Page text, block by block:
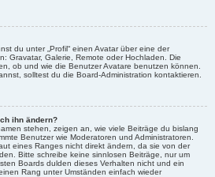
du unter „Profil“ einen Avatar über eine der
Gravatar, Galerie, Remote oder Hochladen. Die
ob und wie die Benutzer Avatare benutzen können.
solltest du die Board-Administration kontaktieren.
ihn ändern?
stehen, zeigen an, wie viele Beiträge du bislang
Benutzer wie Moderatoren und Administratoren.
eines Ranges nicht direkt ändern, da sie von der
Bitte schreibe keine sinnlosen Beiträge, nur um
Boards dulden dieses Verhalten nicht und ein
Rang unter Umständen einfach wieder